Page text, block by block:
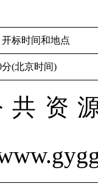
标时间和地点
分(北京时间)
共资